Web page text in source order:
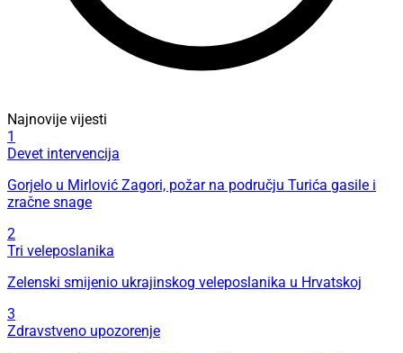
Najnovije vijesti
1
Devet intervencija
Gorjelo u Mirlović Zagori, požar na području Turića gasile i
zračne snage
2
Tri veleposlanika
Zelenski smijenio ukrajinskog veleposlanika u Hrvatskoj
3
Zdravstveno upozorenje